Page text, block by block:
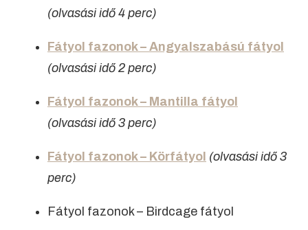
(olvasási idő 4 perc)
Fátyol fazonok – Angyalszabású fátyol
(olvasási idő 2 perc)
Fátyol fazonok – Mantilla fátyol
(olvasási idő 3 perc)
Fátyol fazonok – Körfátyol (olvasási idő 3
perc)
Fátyol fazonok – Birdcage fátyol